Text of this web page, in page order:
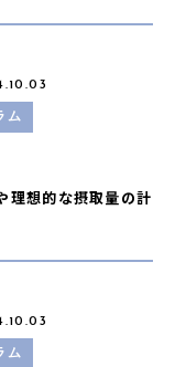
ム
理想的な摂取量の計
ム